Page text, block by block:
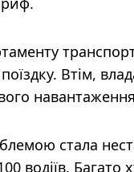
Втім,
стала
водіїв.